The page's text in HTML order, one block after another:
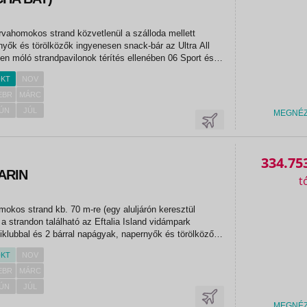
strand közvetlenül a szálloda mellett
és törölközők ingyenesen snack-bár az Ultra All
móló strandpavilonok térítés ellenében 06 Sport és
animációs programok belépés a törökfürdőbe
NOV
MÁRC
JÚL
strand kb. 70 m-re (egy aluljárón keresztül
strandon található az Eftalia Island vidámpark
és 2 bárral napágyak, napernyők és törölközők
ingyenesen 06 Sport és szórakozás ingyenesen
NOV
MÁRC
JÚL